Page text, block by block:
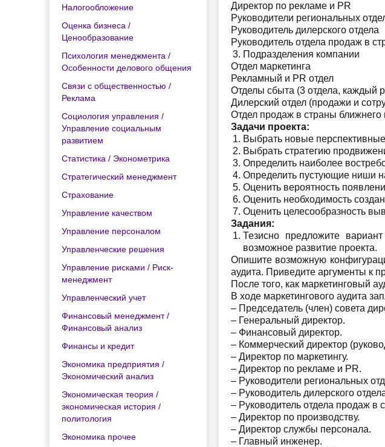
Налогообложение
Оценка бизнеса /
Ценообразование
Психология менеджмента /
Особенности делового общения
Связи с общественностью /
Реклама
Социология управления /
Управление социальным
развитием
Статистика / Эконометрика
Стратегический менеджмент
Страхование
Управление качеством
Управление персоналом
Управленческие решения
Управление рисками / Риск-
менеджмент
Управленческий учет
Финансовый менеджмент /
Финансовый анализ
Финансы и кредит
Экономика предприятия /
Экономический анализ
Экономическая теория /
экономическая история /
политология
Экономика прочее
Директор по рекламе и PR
Руководители региональных
Руководитель дилерского отдела
Руководитель отдела продаж в
Подразделения компании
Отдел маркетинга
Рекламный и PR отдел
Отделы сбыта (3 отдела, каждый
Дилерский отдел (продажи и
Отдел продаж в страны ближнего
Задачи проекта:
Выбрать новые
Выбрать стратегию
Определить наиболее
Определить пустующие ниши
Оценить вероятность
Оценить необходимость
Оценить целесообразность
Задания:
Тезисно предложите
возможное развитие проекта.
Опишите возможную
аудита. Приведите аргументы к
После того, как маркетинговый
В ходе маркетингового аудита
– Председатель (член) совета
– Генеральный директор.
– Финансовый директор.
– Коммерческий директор
– Директор по маркетингу.
– Директор по рекламе и PR.
– Руководители региональных
– Руководитель дилерского
– Руководитель отдела продаж в
– Директор по производству.
– Директор службы персонала.
– Главный инженер.